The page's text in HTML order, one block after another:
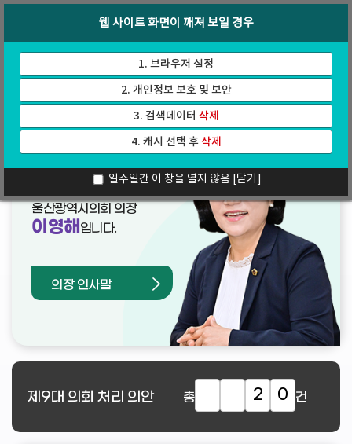
가
기
인터넷방송
웹 사이트 화면이 깨져 보일 경우
1. 브라우저 설정
2. 개인정보 보호 및 보안
3. 검색데이터 삭제
4. 캐시 선택 후삭제
일주일간 이 창을 열지 않음 [닫기]
열린의장실
울산광역시의회 의장
이영해 입니다.
의장 인사말
제9대 의회 처리 의안 총 2 0 건